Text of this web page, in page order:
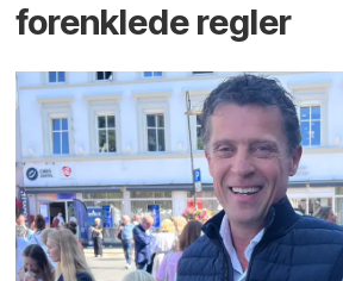
forenklede regler